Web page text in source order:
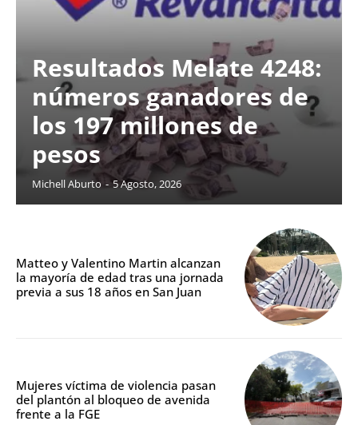
Resultados Melate 4248:
números ganadores de
los 197 millones de
pesos
Michell Aburto - 5 Agosto, 2026
Matteo y Valentino Martin alcanzan
la mayoría de edad tras una jornada
previa a sus 18 años en San Juan
Mujeres víctima de violencia pasan
del plantón al bloqueo de avenida
frente a la FGE